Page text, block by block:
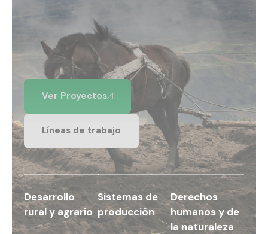
de trabajo
Desarrollo
rural y agrario
Sistemas de
producción
Derechos
humanos y de
la naturaleza